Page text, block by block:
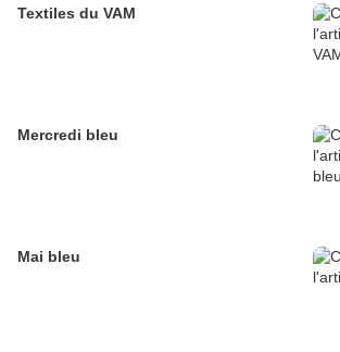
Textiles du VAM
Mercredi bleu
Mai bleu